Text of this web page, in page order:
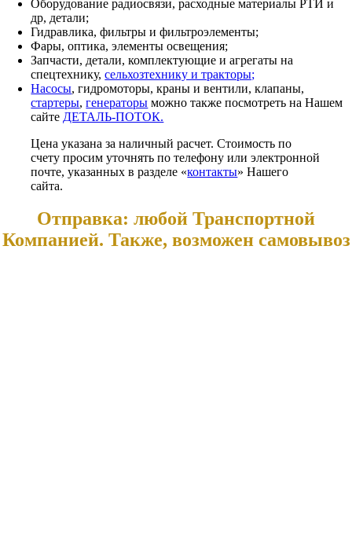
Оборудование радиосвязи, расходные материалы РТИ и
др, детали;
Гидравлика, фильтры и фильтроэлементы;
Фары, оптика, элементы освещения;
Запчасти, детали, комплектующие и агрегаты на
спецтехнику,сельхозтехнику и тракторы;
Насосы, гидромоторы, краны и вентили, клапаны,
стартеры,генераторы можно также посмотреть на Нашем
сайте ДЕТАЛЬ-ПОТОК.
Цена указана за наличный расчет. Стоимость по
счету просим уточнять по телефону или электронной
почте, указанных в разделе «контакты» Нашего
сайта.
Отправка: любой Транспортной
Компанией. Также, возможен самовывоз